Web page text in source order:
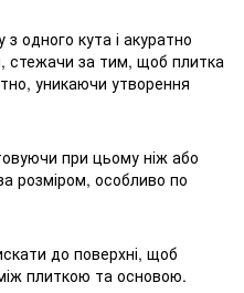
одного кута і акуратно
стежачи за тим, щоб плитка
уникаючи утворення
при цьому ніж або
розміром, особливо по
до поверхні, щоб
плиткою та основою.